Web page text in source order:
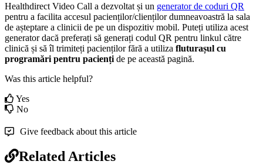
Healthdirect Video Call a dezvoltat și un generator de coduri QR
pentru a facilita accesul pacienților/clienților dumneavoastră la sala
de așteptare a clinicii de pe un dispozitiv mobil. Puteți utiliza acest
generator dacă preferați să generați codul QR pentru linkul către
clinică și să îl trimiteți pacienților fără a utiliza fluturașul cu
programări pentru pacienți de pe această pagină.
Was this article helpful?
Yes
No
Give feedback about this article
Related Articles